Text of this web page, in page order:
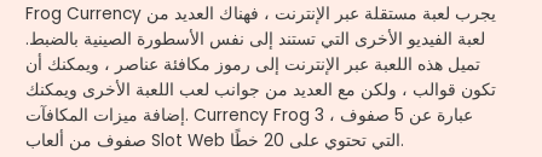
Frog Currency يجرب لعبة مستقلة عبر الإنترنت ، فهناك العديد من
لعبة الفيديو الأخرى التي تستند إلى نفس الأسطورة الصينية بالضبط.
تميل هذه اللعبة عبر الإنترنت إلى رموز مكافئة عناصر ، ويمكنك أن
تكون قوالب ، ولكن مع العديد من جوانب لعب اللعبة الأخرى ويمكنك
إضافة ميزات المكافآت. Currency Frog عبارة عن 5 صفوف ، 3
صفوف من ألعاب Slot Web التي تحتوي على 20 خطًا.